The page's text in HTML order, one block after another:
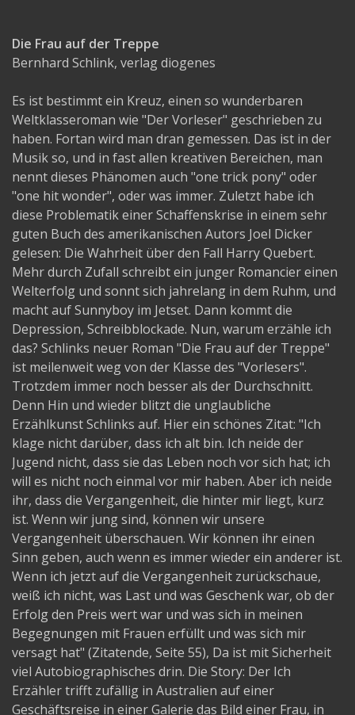
Die Frau auf der Treppe
Bernhard Schlink, verlag diogenes
Es ist bestimmt ein Kreuz, einen so wunderbaren
Weltklasseroman wie "Der Vorleser" geschrieben zu
haben. Fortan wird man dran gemessen. Das ist in der
Musik so, und in fast allen kreativen Bereichen, man
nennt dieses Phänomen auch "one trick pony" oder
"one hit wonder", oder was immer. Zuletzt habe ich
diese Problematik einer Schaffenskrise in einem sehr
guten Buch des amerikanischen Autors Joel Dicker
gelesen: Die Wahrheit über den Fall Harry Quebert.
Mehr durch Zufall schreibt ein junger Romancier einen
Welterfolg und sonnt sich jahrelang in dem Ruhm, und
macht auf Sunnyboy im Jetset. Dann kommt die
Depression, Schreibblockade. Nun, warum erzähle ich
das? Schlinks neuer Roman "Die Frau auf der Treppe"
ist meilenweit weg von der Klasse des "Vorlesers".
Trotzdem immer noch besser als der Durchschnitt.
Denn Hin und wieder blitzt die unglaubliche
Erzählkunst Schlinks auf. Hier ein schönes Zitat: "Ich
klage nicht darüber, dass ich alt bin. Ich neide der
Jugend nicht, dass sie das Leben noch vor sich hat; ich
will es nicht noch einmal vor mir haben. Aber ich neide
ihr, dass die Vergangenheit, die hinter mir liegt, kurz
ist. Wenn wir jung sind, können wir unsere
Vergangenheit überschauen. Wir können ihr einen
Sinn geben, auch wenn es immer wieder ein anderer ist.
Wenn ich jetzt auf die Vergangenheit zurückschaue,
weiß ich nicht, was Last und was Geschenk war, ob der
Erfolg den Preis wert war und was sich in meinen
Begegnungen mit Frauen erfüllt und was sich mir
versagt hat" (Zitatende, Seite 55), Da ist mit Sicherheit
viel Autobiographisches drin. Die Story: Der Ich
Erzähler trifft zufällig in Australien auf einer
Geschäftsreise in einer Galerie das Bild einer Frau, in